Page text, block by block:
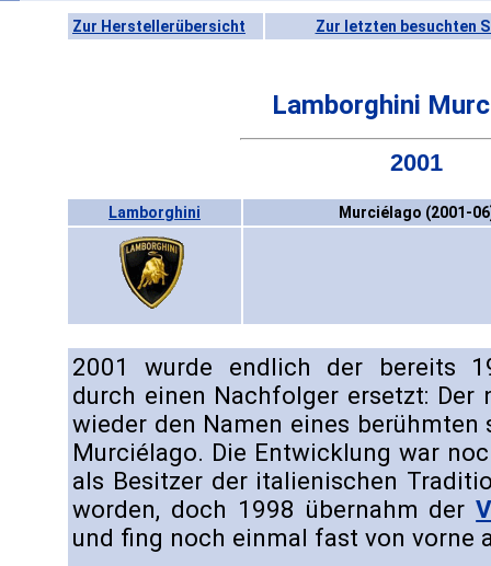
Zur Herstellerübersicht Zur letzten besuchten
Lamborghini
2001
Lamborghini Murciélago (2001-
2001 wurde endlich der bereits
durch einen Nachfolger ersetzt: Der
wieder den Namen eines berühmten
Murciélago. Die Entwicklung war
als Besitzer der italienischen
worden, doch 1998 übernahm der
und fing noch einmal fast von vorne